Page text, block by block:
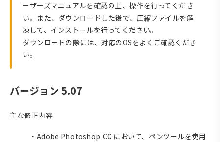
ーザーズマニュアルを確認の上、操作を行ってくださ
い。また、ダウンロードした後で、圧縮ファイルを解
凍して、インストールを行ってください。
ダウンロードの際には、対応のOSをよくご確認くださ
い。
バージョン 5.07
主な修正内容
・Adobe Photoshop CC において、ペンツールを使用